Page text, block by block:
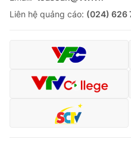
Liên hệ quảng cáo: (024) 626